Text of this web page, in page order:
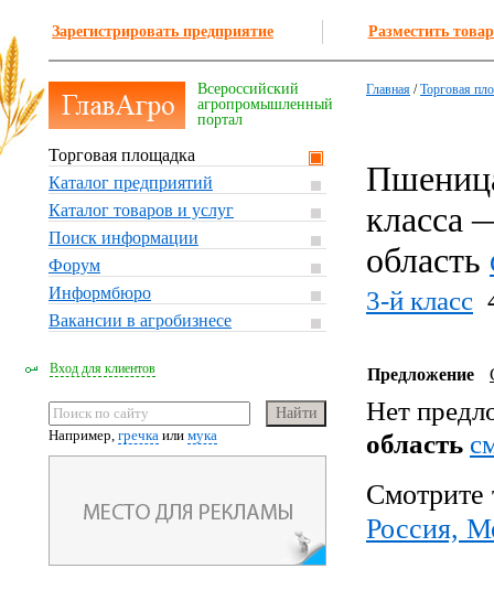
Зарегистрировать предприятие Разместить
Всероссийский
агропромышленный
портал
Торговая площадка
Каталог предприятий
Каталог товаров и услуг
Поиск информации
Форум
Информбюро
Вакансии в агробизнесе
Вход для клиентов
Например, гречка или мука
Главная /Торговая
класса
область
3-й класс
Предложение
Нет
область
Смотрите
Россия,